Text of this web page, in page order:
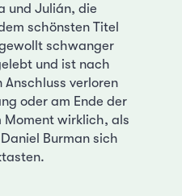
und Julián, die
schönsten Titel
schwanger
und ist nach
verloren
oder am Ende der
Moment wirklich, als
Burman sich